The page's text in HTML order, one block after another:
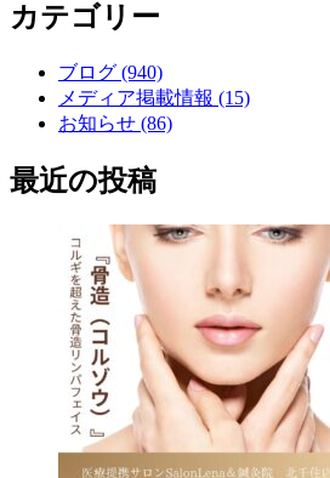
カテゴリー
ブログ (940)
メディア掲載情報 (15)
お知らせ (86)
最近の投稿